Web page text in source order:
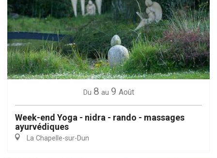
Du 8 au 9 Août
Week-end Yoga - nidra - rando - massages
ayurvédiques
La Chapelle-sur-Dun